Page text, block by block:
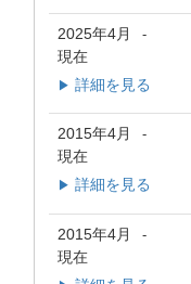
2025年4月 -
現在
▶ 詳細を見る
2015年4月 -
現在
▶ 詳細を見る
2015年4月 -
現在